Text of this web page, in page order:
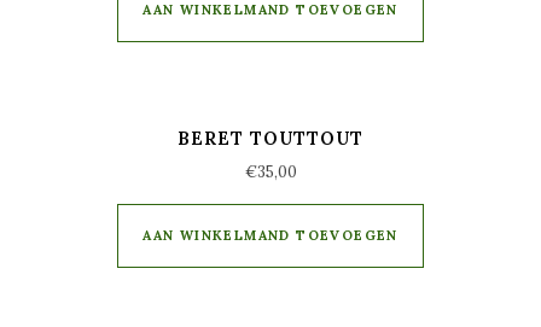
AAN WINKELMAND TOEVOEGEN
BERET TOUTTOUT
€35,00
AAN WINKELMAND TOEVOEGEN